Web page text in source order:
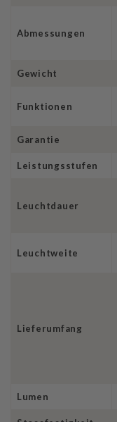
Abmessungen
Gewicht
Funktionen
Garantie
Leistungsstufen
Leuchtdauer
Leuchtweite
Lieferumfang
Lumen